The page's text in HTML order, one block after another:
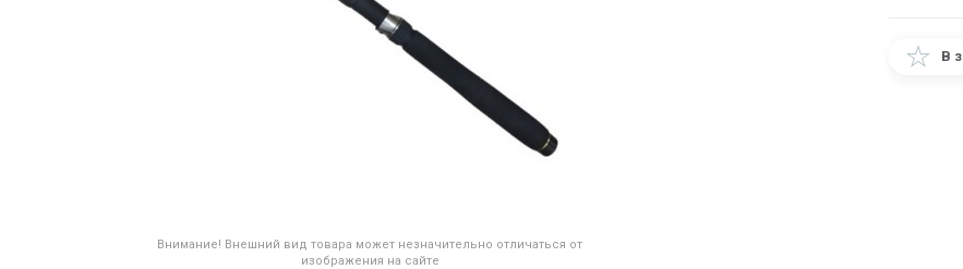
Внимание! Внешний вид товара может незначительно отличаться от
изображения на сайте
В